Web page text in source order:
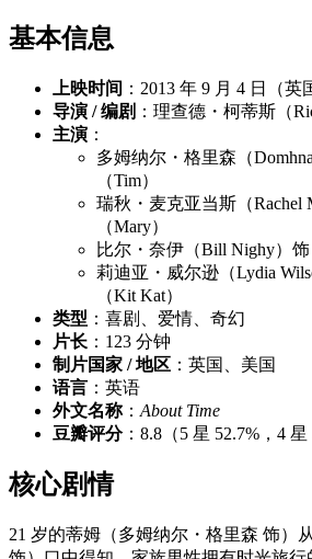
基本信息
上映时间 ：2013 年 9 月 4 日（英
导演 / 编剧 ：理查德・柯蒂斯（
主演 ：
多姆纳尔・格里森（
（Tim）
瑞秋・麦克亚当斯（Rachel
（Mary）
比尔・奈伊（Bill Nighy）饰
莉迪亚・威尔逊（Lydia
（Kit Kat）
类型 ：喜剧、爱情、奇幻
片长 ：123 分钟
制片国家 / 地区 ：英国、美国
语言 ：英语
外文名称： About Time
豆瓣评分：8.8（5 星 52.7%，4 星
核心剧情
21 岁的蒂姆（多姆纳尔・格里森 饰）